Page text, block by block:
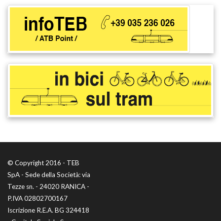
© Copyright 2016 - TEB
SpA - Sede della Società: via
Tezze sn. - 24020 RANICA -
P.IVA 02802700167
Iscrizione R.E.A. BG 324418